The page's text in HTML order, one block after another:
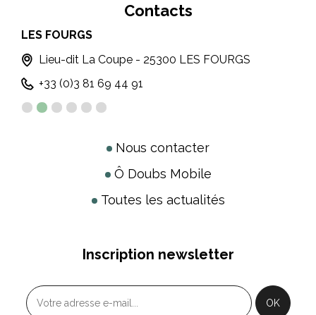
Contacts
LES FOURGS
Lieu-dit La Coupe - 25300 LES FOURGS
+33 (0)3 81 69 44 91
Nous contacter
Ô Doubs Mobile
Toutes les actualités
Inscription newsletter